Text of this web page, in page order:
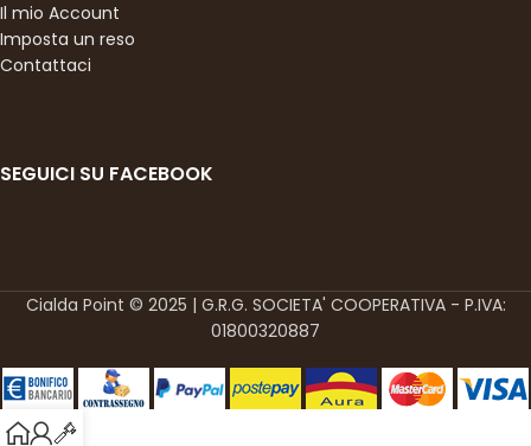
Il mio Account
Imposta un reso
Contattaci
SEGUICI SU FACEBOOK
Cialda Point © 2025 | G.R.G. SOCIETA' COOPERATIVA - P.IVA:
01800320887